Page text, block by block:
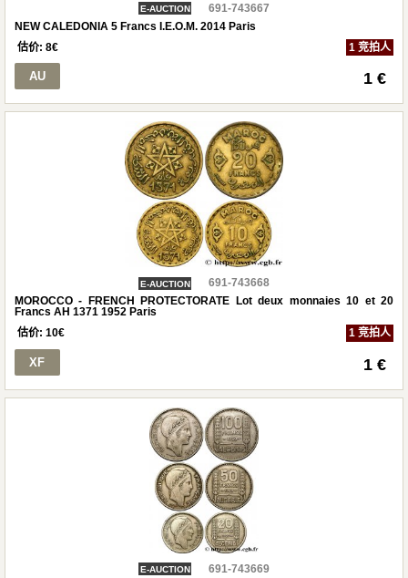
E-AUCTION
691-743667
NEW CALEDONIA 5 Francs I.E.O.M. 2014 Paris
估价: 8€ 1 竞拍人
AU 1 €
E-AUCTION
691-743668
MOROCCO - FRENCH PROTECTORATE Lot deux monnaies 10 et 20
Francs AH 1371 1952 Paris
估价: 10€ 1 竞拍人
XF 1 €
E-AUCTION
691-743669